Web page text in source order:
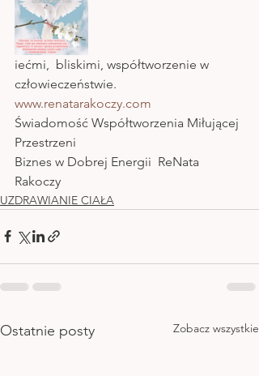
iećmi,  bliskimi, współtworzenie w
człowieczeństwie.
www.renatarakoczy.com
Świadomość Współtworzenia Miłującej
Przestrzeni
Biznes w Dobrej Energii  ReNata
Rakoczy
UZDRAWIANIE CIAŁA
Ostatnie posty Zobacz wszystkie